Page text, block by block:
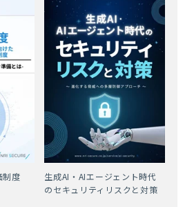
制度
生成AI・AIエージェント時代
のセキュリティリスクと対策